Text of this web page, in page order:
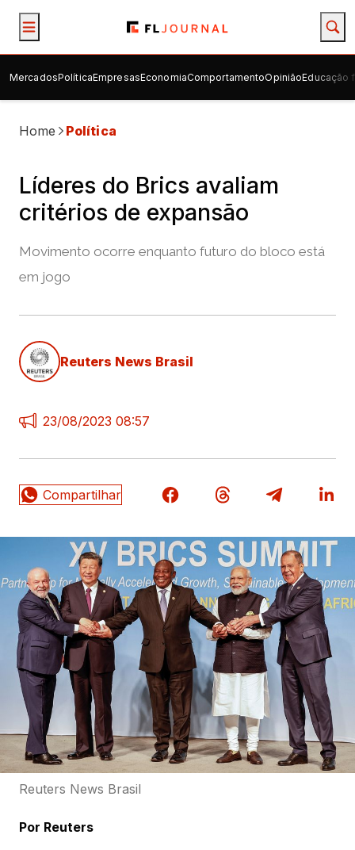
MercadosPolíticaEmpresasEconomiaComportamentoOpiniãoEducação
Home Política
Líderes do Brics avaliam
critérios de expansão
Movimento ocorre enquanto futuro do bloco está
em jogo
Reuters News Brasil
23/08/2023 08:57
Reuters News Brasil
Por Reuters